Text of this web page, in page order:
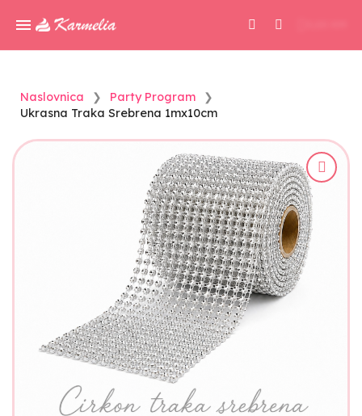
Naslovnica
Party Program
Ukrasna Traka Srebrena 1mx10cm